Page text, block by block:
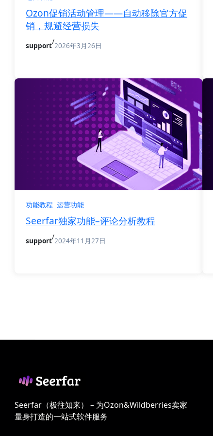
Ozon促销活动管理——自动移除官方促
销，规避经营损失
support/2026年3月26日
功能教程 运营功能
Seerfar独家功能–评论分析教程
support/2024年11月27日
Seerfar（极往知来） – 为Ozon&Wildberries卖家
量身打造的一站式软件服务